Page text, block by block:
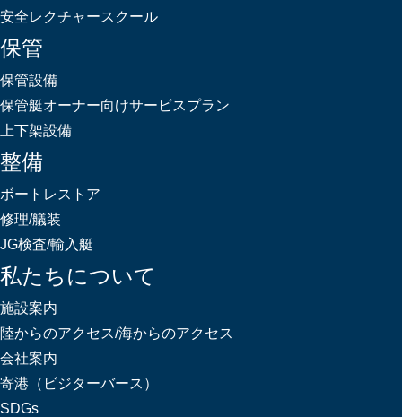
安全レクチャースクール
保管
保管設備
保管艇オーナー向けサービスプラン
上下架設備
整備
ボートレストア
修理/艤装
JG検査/輸入艇
私たちについて
施設案内
陸からのアクセス/海からのアクセス
会社案内
寄港（ビジターバース）
SDGs